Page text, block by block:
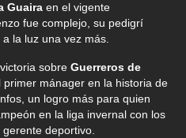
Guaira en el vigente
fue complejo, su pedigrí
la luz una vez más.
sobre Guerreros de
primer mánager en la historia de
un logro más para quien
en la liga invernal con los
gerente deportivo.